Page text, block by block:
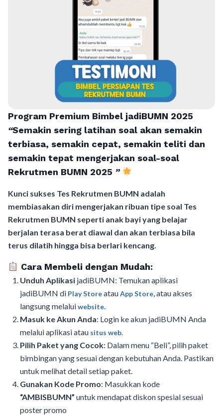
Program Premium Bimbel jadiBUMN 2025
“Semakin sering latihan soal akan semakin
terbiasa, semakin cepat, semakin teliti dan
semakin tepat mengerjakan soal-soal
Rekrutmen BUMN 2025 ”
Kunci sukses Tes Rekrutmen BUMN adalah
membiasakan diri mengerjakan ribuan tipe soal Tes
Rekrutmen BUMN seperti anak bayi yang belajar
berjalan terasa berat diawal dan akan terbiasa bila
terus dilatih hingga bisa berlari kencang.
Cara Membeli dengan Mudah:
Unduh Aplikasi jadiBUMN: Temukan aplikasi
jadiBUMN di Play StoreatauApp Store , atau akses
langsung melaluiwebsite
Masuk ke Akun Anda: Login ke akun jadiBUMN Anda
melalui aplikasi atau situs web.
Pilih Paket yang Cocok: Dalam menu “Beli”, pilih paket
bimbingan yang sesuai dengan kebutuhan Anda. Pastikan
untuk melihat detail setiap paket.
Gunakan Kode Promo: Masukkan kode
“AMBISBUMN” untuk mendapat diskon spesial sesuai
poster promo